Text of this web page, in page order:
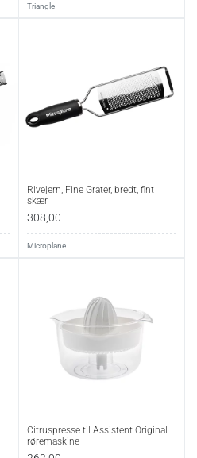
Triangle
Rivejern, Fine Grater, bredt, fint
skær
308,00
Microplane
Citruspresse til Assistent Original
røremaskine